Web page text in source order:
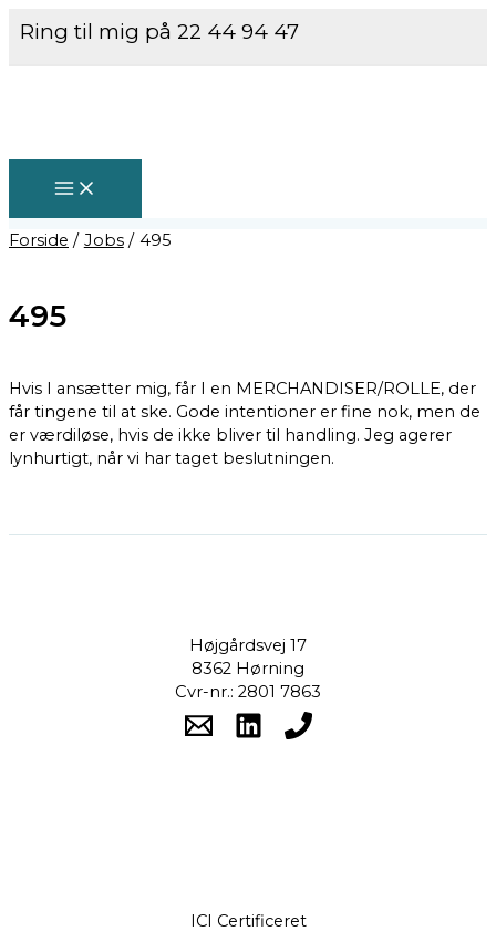
Ring til mig på 22 44 94 47
Forside Jobs 495
495
Hvis I ansætter mig, får I en MERCHANDISER/ROLLE, der
får tingene til at ske. Gode intentioner er fine nok, men de
er værdiløse, hvis de ikke bliver til handling. Jeg agerer
lynhurtigt, når vi har taget beslutningen.
Højgårdsvej 17
8362 Hørning
Cvr-nr.: 2801 7863
ICI Certificeret